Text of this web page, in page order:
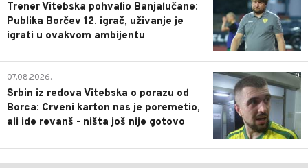
Trener Vitebska pohvalio Banjalučane:
Publika Borčev 12. igrač, uživanje je
igrati u ovakvom ambijentu
0
07.08.2026.
Srbin iz redova Vitebska o porazu od
Borca: Crveni karton nas je poremetio,
ali ide revanš - ništa još nije gotovo